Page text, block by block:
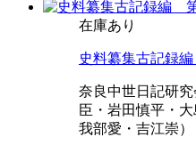
在庫あり
史料纂集古記録
奈良中世日記研
臣・岩田慎平・
我部愛・吉江崇）